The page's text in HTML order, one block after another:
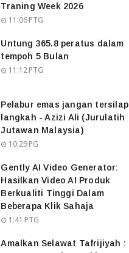
Traning Week 2026
11:06 PTG
Untung 365.8 peratus dalam
tempoh 5 Bulan
11:12 PTG
Pelabur emas jangan tersilap
langkah - Azizi Ali (Jurulatih
Jutawan Malaysia)
10:29 PG
Gently AI Video Generator:
Hasilkan Video AI Produk
Berkualiti Tinggi Dalam
Beberapa Klik Sahaja
1:41 PTG
Amalkan Selawat Tafrijiyah :